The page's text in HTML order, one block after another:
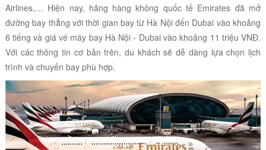
Airlines,… Hiện nay, hãng hàng không quốc tế Emirates đã mở
đường bay thẳng với thời gian bay từ Hà Nội đến Dubai vào khoảng
6 tiếng và giá vé máy bay Hà Nội - Dubai vào khoảng 11 triệu VNĐ.
Với các thông tin cơ bản trên, du khách sẽ dễ dàng lựa chọn lịch
trình và chuyến bay phù hợp.